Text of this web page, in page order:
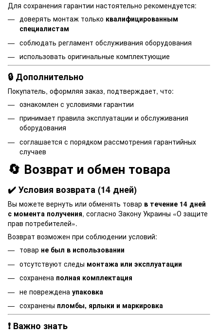
Для сохранения гарантии настоятельно рекомендуется:
доверять монтаж только квалифицированным
специалистам
соблюдать регламент обслуживания оборудования
использовать оригинальные комплектующие
🔒 Дополнительно
Покупатель, оформляя заказ, подтверждает, что:
ознакомлен с условиями гарантии
принимает правила эксплуатации и обслуживания
оборудования
соглашается с порядком рассмотрения гарантийных
случаев
🔄 Возврат и обмен товара
✔️ Условия возврата (14 дней)
Вы можете вернуть или обменять товар в течение 14 дней
с момента получения, согласно Закону Украины «О защите
прав потребителей».
Возврат возможен при соблюдении условий:
товар не был в использовании
отсутствуют следы монтажа или эксплуатации
сохранена полная комплектация
не повреждена упаковка
сохранены пломбы, ярлыки и маркировка
❗ Важно знать